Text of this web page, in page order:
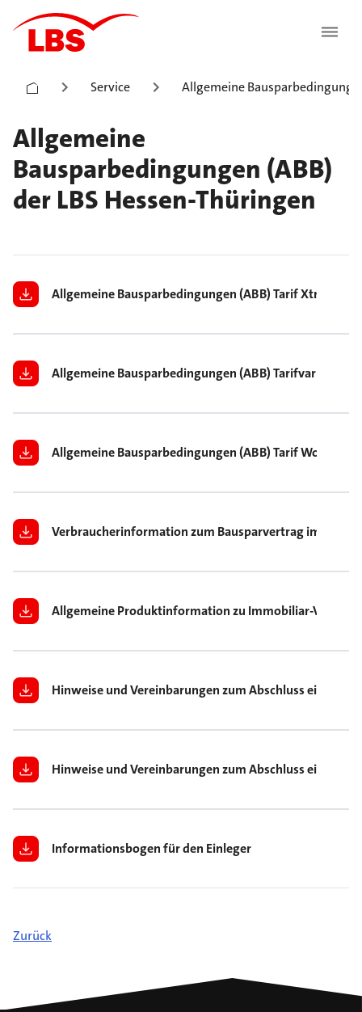
Service Allgemeine
Allgemeine
Bausparbedingungen (ABB)
der LBS Hessen-Thüringen
Allgemeine Bausparbedingungen (ABB) Tarif Xtra
Allgemeine Bausparbedingungen (ABB) Tarifvariante
Allgemeine Bausparbedingungen (ABB) Tarif Wohn-
Verbraucherinformation zum Bausparvertrag im
Allgemeine Produktinformation zu Immobiliar-
Hinweise und Vereinbarungen zum Abschluss eines
Hinweise und Vereinbarungen zum Abschluss eines
Informationsbogen für den Einleger
Zurück